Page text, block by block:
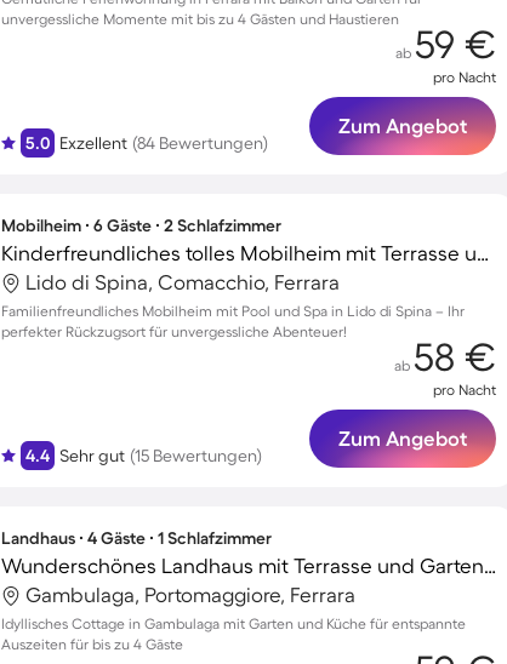
unvergessliche Momente mit bis zu 4 Gästen und Haustieren
5.0 Exzellent (84 Bewertungen)
ab 59 €
pro Nacht
Zum Angebot
Mobilheim ∙ 6 Gäste ∙ 2 Schlafzimmer
Kinderfreundliches tolles Mobilheim mit Terrasse und Pool | Neben dem Strand | Haustierfreundlich
Lido di Spina, Comacchio, Ferrara
Familienfreundliches Mobilheim mit Pool und Spa in Lido di Spina – Ihr
perfekter Rückzugsort für unvergessliche Abenteuer!
4.4 Sehr gut (15 Bewertungen)
ab 58 €
pro Nacht
Zum Angebot
Landhaus ∙ 4 Gäste ∙ 1 Schlafzimmer
Wunderschönes Landhaus mit Terrasse und Garten | Naturblick
Gambulaga, Portomaggiore, Ferrara
Idyllisches Cottage in Gambulaga mit Garten und Küche für entspannte
Auszeiten für bis zu 4 Gäste